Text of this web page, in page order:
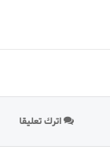
اترك تعليقا